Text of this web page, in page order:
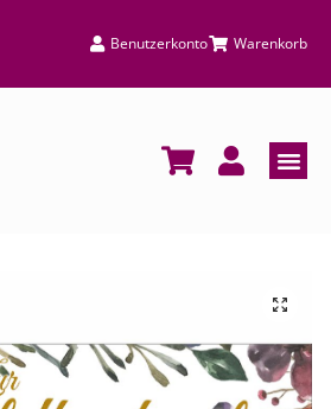
Benutzerkonto Warenkorb